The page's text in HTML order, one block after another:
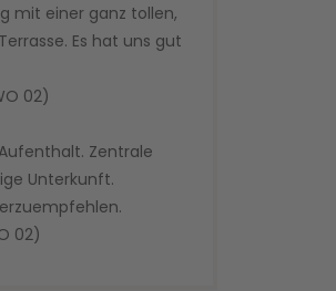
mit einer ganz tollen,
Es hat uns gut
02)
Zentrale
Unterkunft.
02)